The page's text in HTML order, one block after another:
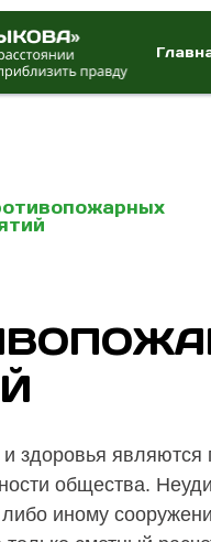
и здоровья
общества.
иному